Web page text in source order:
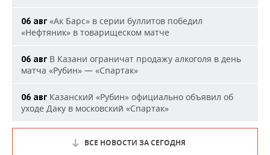
06 авг «Ак Барс» в серии буллитов победил
«Нефтяник» в товарищеском матче
06 авг В Казани ограничат продажу алкоголя в день
матча «Рубин» — «Спартак»
06 авг Казанский «Рубин» официально объявил об
уходе Даку в московский «Спартак»
ВСЕ НОВОСТИ ЗА СЕГОДНЯ